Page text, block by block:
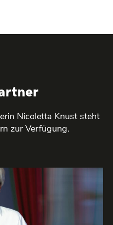
Nicoletta Knust steht
zur Verfügung.